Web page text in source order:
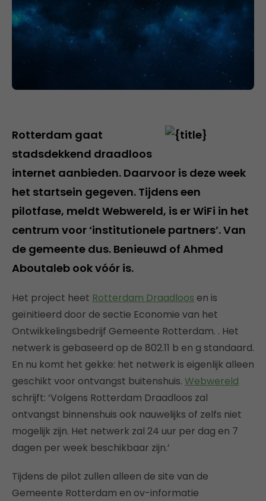
Rotterdam gaat
stadsdekkend draadloos
internet aanbieden. Daarvoor is deze week
het startsein gegeven. Tijdens een
pilotfase, meldt Webwereld, is er WiFi in het
centrum voor ‘institutionele partners’. Van
de gemeente dus. Benieuwd of Ahmed
Aboutaleb ook vóór is.
Het project heet Rotterdam Draadloos en is
geïnitieerd door de sectie Economie van het
Ontwikkelingsbedrijf Gemeente Rotterdam. . Het
netwerk is gebaseerd op de 802.11 b en g standaard.
En nu komt het gekke: het netwerk is eigenlijk alleen
geschikt voor ontvangst buitenshuis. Webwereld
schrijft: ‘Volgens Rotterdam Draadloos zal
ontvangst binnenshuis ook nauwelijks of zelfs niet
mogelijk zijn. Het netwerk zal 24 uur per dag en 7
dagen per week beschikbaar zijn.’
Tijdens de pilot zullen alleen de site van de
Gemeente Rotterdam en ov-informatie